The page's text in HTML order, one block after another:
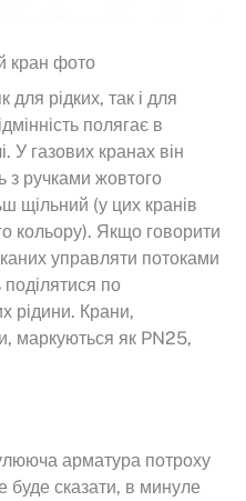
кран фото
для рідких, так і для
полягає в
У газових кранах він
з ручками жовтого
щільний (у цих кранів
кольору). Якщо говорити
управляти потоками
по
рідини. Крани,
маркуються як PN25,
арматура потроху
буде сказати, в минуле